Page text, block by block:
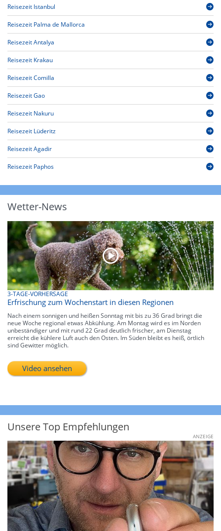
Reisezeit Istanbul
Reisezeit Palma de Mallorca
Reisezeit Antalya
Reisezeit Krakau
Reisezeit Comilla
Reisezeit Gao
Reisezeit Nakuru
Reisezeit Lüderitz
Reisezeit Agadir
Reisezeit Paphos
Wetter-News
3-TAGE-VORHERSAGE
Erfrischung zum Wochenstart in diesen Regionen
Nach einem sonnigen und heißen Sonntag mit bis zu 36 Grad bringt die
neue Woche regional etwas Abkühlung. Am Montag wird es im Norden
unbeständiger und mit rund 22 Grad deutlich frischer, am Dienstag
erreicht die kühlere Luft auch den Osten. Im Süden bleibt es heiß, örtlich
sind Gewitter möglich.
Video ansehen
Unsere Top Empfehlungen
ANZEIGE